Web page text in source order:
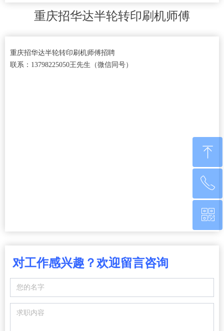
重庆招华达半轮转印刷机师傅
重庆招华达半轮转印刷机师傅招聘
联系：13798225050王先生（微信同号）
对工作感兴趣？欢迎留言咨询
ꁸ
回到顶部
ꂅ
0760-22220651
ꀥ
微信二维码